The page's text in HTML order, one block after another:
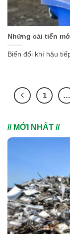
Những cải tiến
Biến đổi khí hậu
1 …
// MỚI NHẤT //